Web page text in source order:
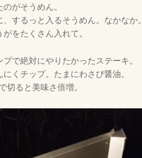
がそうめん。
するっと入るそうめん。なかなか。
をたくさん入れて。
で絶対にやりたかったステーキ。
くチップ。たまにわさび醤油。
切ると美味さ倍増。